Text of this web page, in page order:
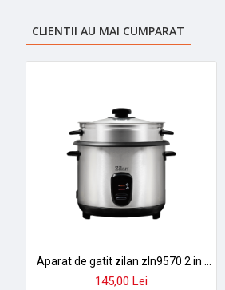
• Utilizați doar ustensile din
Perfect pentru prepararea laptelui
CLIENTII AU MAI CUMPARAT
Aparat de gatit zilan zln9570 2 in 1 - orez aburi, 1,5 l, 500w, antiaderent cu functie mentinere caldura
145,00 Lei